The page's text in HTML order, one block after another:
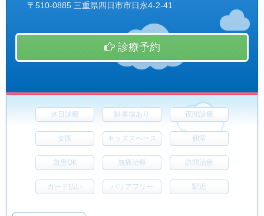
〒510-0885 三重県四日市市日永4-2-41
診療予約
休日診療 駐車場あり 夜間診療
女医 キッズスペース 個室
急患OK 無痛治療 訪問治療
カード払い バリアフリー 駅近